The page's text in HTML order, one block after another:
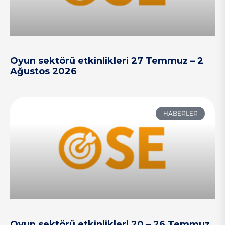
Oyun sektörü etkinlikleri 27 Temmuz – 2
Ağustos 2026
HABERLER